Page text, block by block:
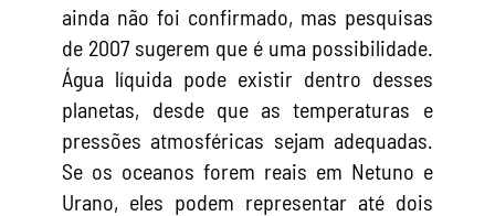
ainda não foi confirmado, mas pesquisas
de 2007 sugerem que é uma possibilidade.
Água líquida pode existir dentro desses
planetas, desde que as temperaturas e
pressões atmosféricas sejam adequadas.
Se os oceanos forem reais em Netuno e
Urano, eles podem representar até dois